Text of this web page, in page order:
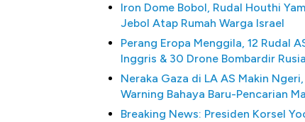
Iron Dome Bobol, Rudal Houthi
Jebol Atap Rumah Warga Israel
Perang Eropa Menggila, 12 Rudal
Inggris & 30 Drone Bombardir Rusia
Neraka Gaza di LA AS Makin Ngeri,
Warning Bahaya Baru-Pencarian
Breaking News: Presiden Korsel